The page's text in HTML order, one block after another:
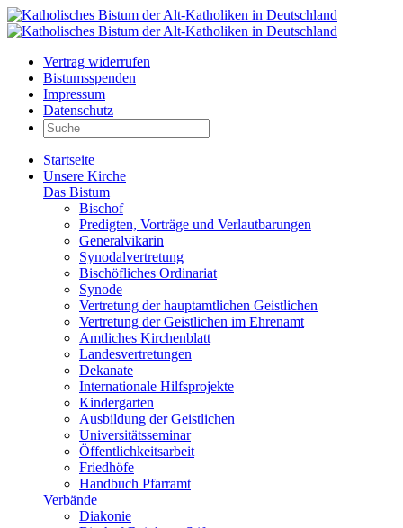
Vertrag widerrufen
Bistumsspenden
Impressum
Datenschutz
Startseite
Unsere Kirche
Das Bistum
Bischof
Predigten, Vorträge und Verlautbarungen
Generalvikarin
Synodalvertretung
Bischöfliches Ordinariat
Synode
Vertretung der hauptamtlichen Geistlichen
Vertretung der Geistlichen im Ehrenamt
Amtliches Kirchenblatt
Landesvertretungen
Dekanate
Internationale Hilfsprojekte
Kindergarten
Ausbildung der Geistlichen
Universitätsseminar
Öffentlichkeitsarbeit
Friedhöfe
Handbuch Pfarramt
Verbände
Diakonie